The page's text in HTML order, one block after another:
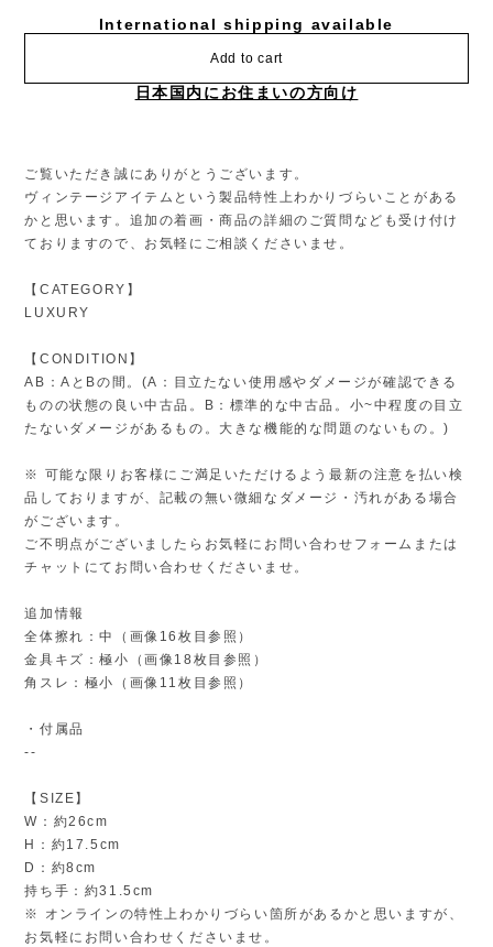
International shipping available
Add to cart
日本国内にお住まいの方向け
ご覧いただき誠にありがとうございます。
ヴィンテージアイテムという製品特性上わかりづらいことがある
かと思います。追加の着画・商品の詳細のご質問なども受け付け
ておりますので、お気軽にご相談くださいませ。
【CATEGORY】
LUXURY
【CONDITION】
AB：AとBの間。(A：目立たない使用感やダメージが確認できる
ものの状態の良い中古品。B：標準的な中古品。小~中程度の目立
たないダメージがあるもの。大きな機能的な問題のないもの。)
※ 可能な限りお客様にご満足いただけるよう最新の注意を払い検
品しておりますが、記載の無い微細なダメージ・汚れがある場合
がございます。
ご不明点がございましたらお気軽にお問い合わせフォームまたは
チャットにてお問い合わせくださいませ。
追加情報
全体擦れ：中（画像16枚目参照）
金具キズ：極小（画像18枚目参照）
角スレ：極小（画像11枚目参照）
・付属品
--
【SIZE】
W：約26cm
H：約17.5cm
D：約8cm
持ち手：約31.5cm
※ オンラインの特性上わかりづらい箇所があるかと思いますが、
お気軽にお問い合わせくださいませ。